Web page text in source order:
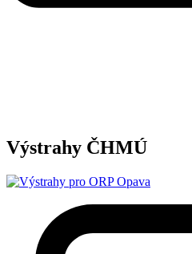
Výstrahy ČHMÚ